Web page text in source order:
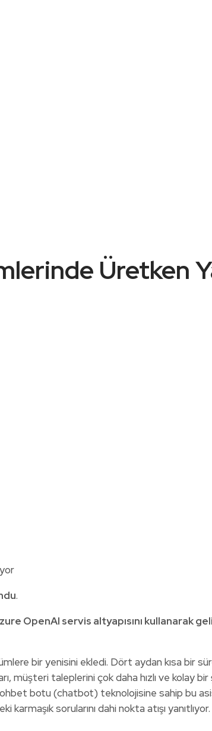
Üretken
.
servis altyapısını kullanarak
bir yenisini ekledi. Dört aydan kısa bir
müşteri taleplerini çok daha hızlı ve kolay
botu (chatbot) teknolojisine sahip bu
karmaşık sorularını dahi nokta atışı